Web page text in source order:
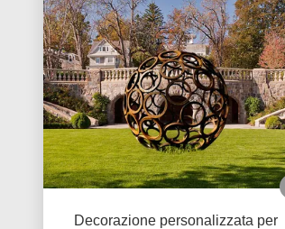
Decorazione personalizzata per